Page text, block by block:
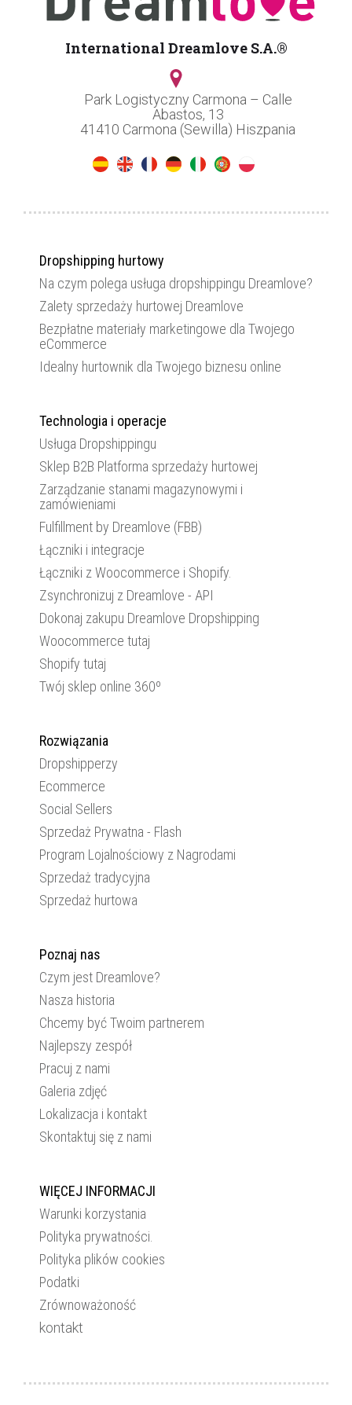
International Dreamlove S.A.®
Park Logistyczny Carmona – Calle
Abastos, 13
41410 Carmona (Sewilla) Hiszpania
Dropshipping hurtowy
Na czym polega usługa dropshippingu Dreamlove?
Zalety sprzedaży hurtowej Dreamlove
Bezpłatne materiały marketingowe dla Twojego
eCommerce
Idealny hurtownik dla Twojego biznesu online
Technologia i operacje
Usługa Dropshippingu
Sklep B2B Platforma sprzedaży hurtowej
Zarządzanie stanami magazynowymi i
zamówieniami
Fulfillment by Dreamlove (FBB)
Łączniki i integracje
Łączniki z Woocommerce i Shopify.
Zsynchronizuj z Dreamlove - API
Dokonaj zakupu Dreamlove Dropshipping
Woocommerce tutaj
Shopify tutaj
Twój sklep online 360º
Rozwiązania
Dropshipperzy
Ecommerce
Social Sellers
Sprzedaż Prywatna - Flash
Program Lojalnościowy z Nagrodami
Sprzedaż tradycyjna
Sprzedaż hurtowa
Poznaj nas
Czym jest Dreamlove?
Nasza historia
Chcemy być Twoim partnerem
Najlepszy zespół
Pracuj z nami
Galeria zdjęć
Lokalizacja i kontakt
Skontaktuj się z nami
WIĘCEJ INFORMACJI
Warunki korzystania
Polityka prywatności.
Polityka plików cookies
Podatki
Zrównoważoność
kontakt